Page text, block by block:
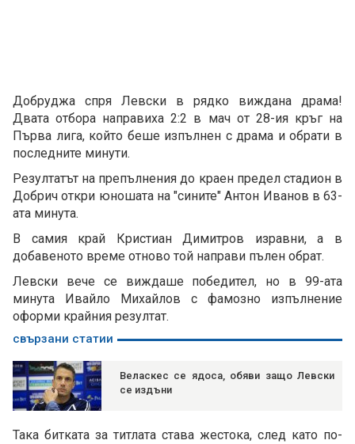
Добруджа спря Левски в рядко виждана драма!
Двата отбора направиха 2:2 в мач от 28-ия кръг на
Първа лига, който беше изпълнен с драма и обрати в
последните минути.
Резултатът на препълнения до краен предел стадион в
Добрич откри юношата на "сините" Антон Иванов в 63-
ата минута.
В самия край Кристиан Димитров изравни, а в
добавеното време отново той направи пълен обрат.
Левски вече се виждаше победител, но в 99-ата
минута Ивайло Михайлов с фамозно изпълнение
оформи крайния резултат.
свързани статии
Веласкес се ядоса, обяви защо Левски
се издъни
Така битката за титлата става жестока, след като по-